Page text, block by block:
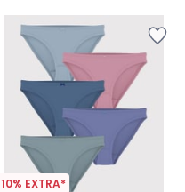
10% EXTRA*